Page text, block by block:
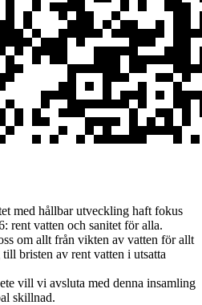
med hållbar utveckling haft fokus
rent vatten och sanitet för alla.
om allt från vikten av vatten för allt
bristen av rent vatten i utsatta
vill vi avsluta med denna insamling
skillnad.